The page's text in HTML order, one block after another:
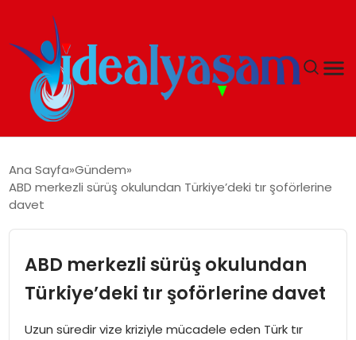
GÜNDEM
İDEAL SPOR
Ana Sayfa Gündem
ABD merkezli sürüş okulundan Türkiye’deki tır şoförlerine
davet
ABD merkezli sürüş okulundan
Türkiye’deki tır şoförlerine davet
Uzun süredir vize kriziyle mücadele eden Türk tır